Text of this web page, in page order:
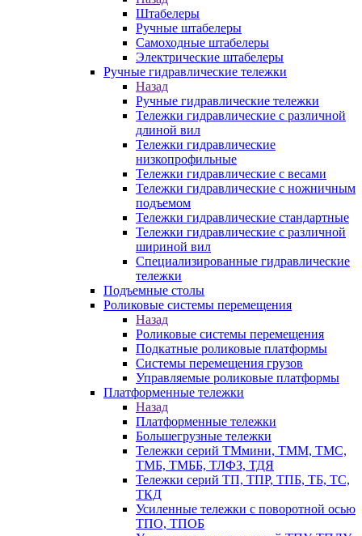
Штабелеры
Ручные штабелеры
Самоходные штабелеры
Электрические штабелеры
Ручные гидравлические тележки
Назад
Ручные гидравлические тележки
Тележки гидравлические с различной
длиной вил
Тележки гидравлические
низкопрофильные
Тележки гидравлические с весами
Тележки гидравлические с ножничным
подъемом
Тележки гидравлические стандартные
Тележки гидравлические с различной
шириной вил
Специализированные гидравлические
тележки
Подъемные столы
Роликовые системы перемещения
Назад
Роликовые системы перемещения
Подкатные роликовые платформы
Системы перемещения грузов
Управляемые роликовые платформы
Платформенные тележки
Назад
Платформенные тележки
Большегрузные тележки
Тележки серий ТМмини, ТММ, ТМС,
ТМБ, ТМББ, ТЛФЗ, ТДЯ
Тележки серий ТП, ТПР, ТПБ, ТБ, ТС,
ТКД
Усиленные тележки с поворотной осью
ТПО, ТПОБ